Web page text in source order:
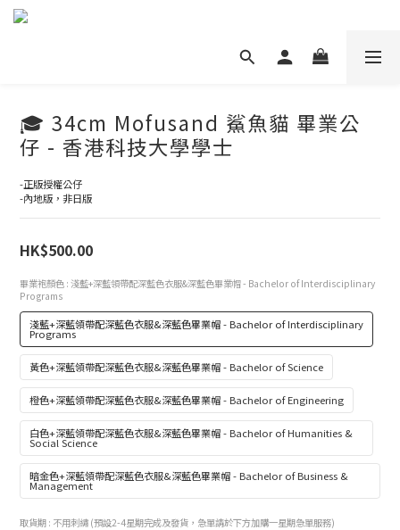
🎓 34cm Mofusand 鯊魚貓 畢業公
仔 - 香港科技大學學士
-正版授權公仔
-內地版，非日版
HK$500.00
畢業袍顏色 : 淺藍+深藍領帶配深藍色衣服&深藍色畢業帽 - Bachelor of Interdisciplinary
Programs
淺藍+深藍領帶配深藍色衣服&深藍色畢業帽 - Bachelor of Interdisciplinary
Programs
黃色+深藍領帶配深藍色衣服&深藍色畢業帽 - Bachelor of Science
橙色+深藍領帶配深藍色衣服&深藍色畢業帽 - Bachelor of Engineering
白色+深藍領帶配深藍色衣服&深藍色畢業帽 - Bachelor of Humanities &
Social Science
暗金色+深藍領帶配深藍色衣服&深藍色畢業帽 - Bachelor of Business &
Management
取貨期 : 不用刺繡 (預設2-4星期完成及發貨，急單請於下方加購一星期急單服務)